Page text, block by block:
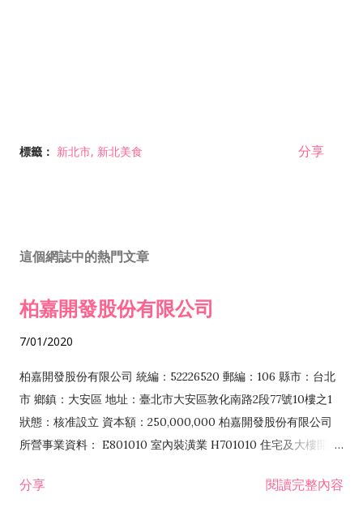
標籤： 新北市 新北美食 分享
這個網誌中的熱門文章
柏嘉開發股份有限公司
7/01/2020
柏嘉開發股份有限公司 統編：52226520 郵編：106 縣市：台北
市 鄉鎮：大安區 地址：臺北市大安區敦化南路2段77號10樓之1
狀態：核准設立 資本額：250,000,000 柏嘉開發股份有限公司
所營事業資料： E801010 室內裝潢業 H701010 住宅及大樓開發
發業 H703090 不動產買賣業 H703100 不動產租賃業 I503010
分享 閱讀完整內容